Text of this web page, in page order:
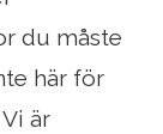
du måste
här för
är